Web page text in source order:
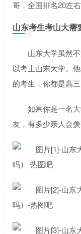
哥，全国排名20左
山东考生考山大需
山东大学虽然
以考上山东大学。
的考生，你都是高
如果你是一名
友，有多少亲人会